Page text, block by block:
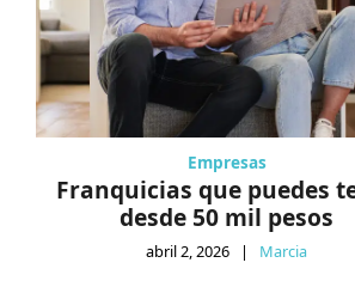
Empresas
Franquicias que puedes
desde 50 mil pesos
abril 2, 2026 | Marcia